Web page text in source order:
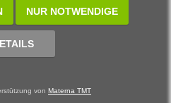
NUR NOTWENDIGE
von Materna TMT